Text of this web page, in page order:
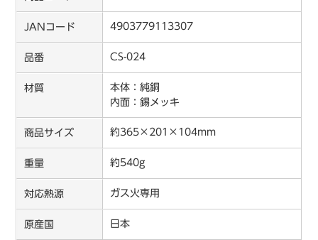
JANコード 4903779113307
品番 CS-024
材質
本体：純銅
内面：錫メッキ
商品サイズ 約365×201×104mm
重量 約540g
対応熱源 ガス火専用
原産国 日本